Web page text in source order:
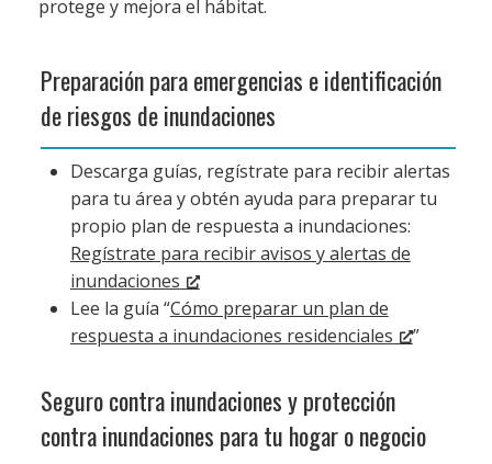
protege y mejora el hábitat.
Preparación para emergencias e identificación
de riesgos de inundaciones
Descarga guías, regístrate para recibir alertas
para tu área y obtén ayuda para preparar tu
propio plan de respuesta a inundaciones:
Regístrate para recibir avisos y alertas de
inundaciones
Lee la guía “Cómo preparar un plan de
respuesta a inundaciones residenciales
”
Seguro contra inundaciones y protección
contra inundaciones para tu hogar o negocio